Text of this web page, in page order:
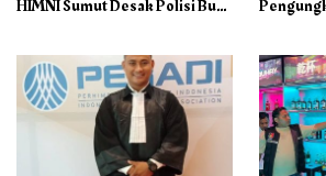
HIMNI Sumut Desak Polisi Buka